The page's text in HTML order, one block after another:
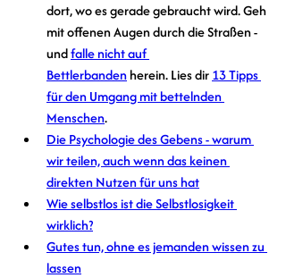
dort, wo es gerade gebraucht wird. Geh
mit offenen Augen durch die Straßen -
und falle nicht auf
Bettlerbanden herein. Lies dir 13 Tipps
für den Umgang mit bettelnden
Menschen.
Die Psychologie des Gebens - warum
wir teilen, auch wenn das keinen
direkten Nutzen für uns hat
Wie selbstlos ist die Selbstlosigkeit
wirklich?
Gutes tun, ohne es jemanden wissen zu
lassen